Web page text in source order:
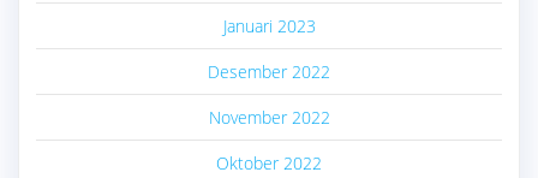
Januari 2023
Desember 2022
November 2022
Oktober 2022